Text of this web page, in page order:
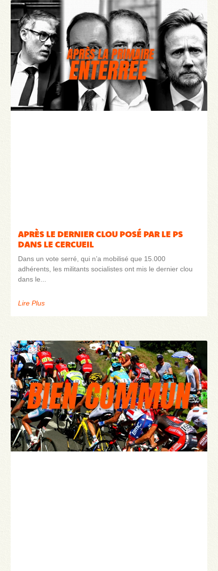
APRÈS LE DERNIER CLOU POSÉ PAR LE PS
DANS LE CERCUEIL
Dans un vote serré, qui n’a mobilisé que 15.000
adhérents, les militants socialistes ont mis le dernier clou
dans le
Lire Plus